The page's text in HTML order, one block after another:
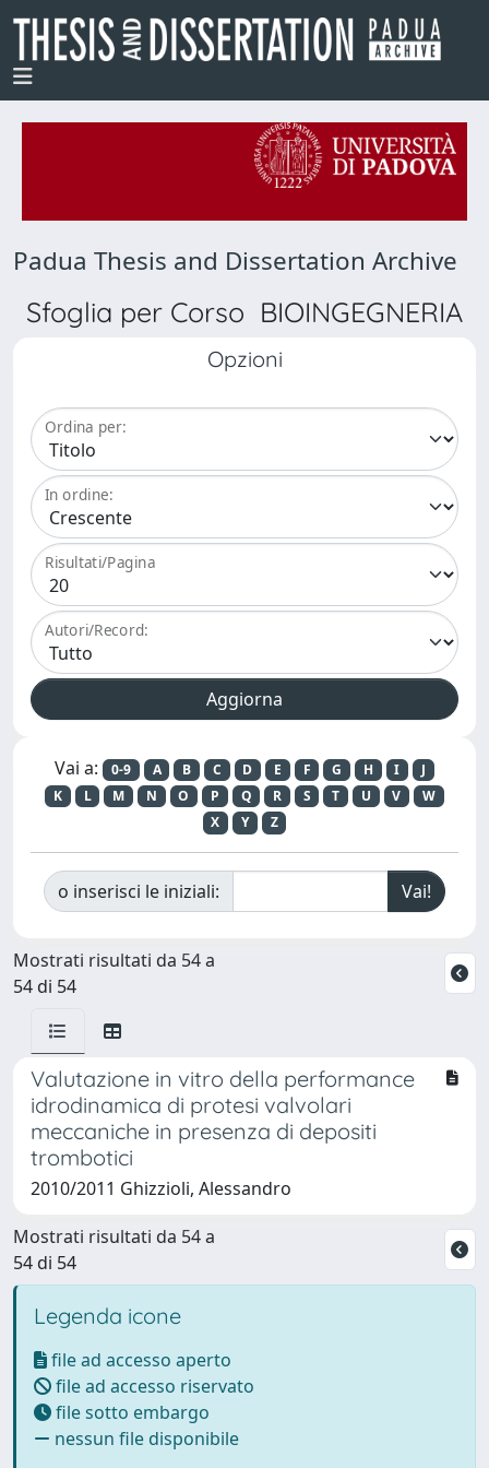
Padua Thesis and Dissertation Archive
Sfoglia per Corso BIOINGEGNERIA
Opzioni
Ordina per:
In ordine:
Risultati/Pagina
Autori/Record:
Vai a: 0-9 A B C D E F G H I
J
K
L M N O P Q R S T U V
W
X
Y Z
o inserisci le iniziali:
Mostrati risultati da 54 a
54 di 54
Valutazione in vitro della performance
idrodinamica di protesi valvolari
meccaniche in presenza di depositi
trombotici
2010/2011 Ghizzioli, Alessandro
Mostrati risultati da 54 a
54 di 54
Legenda icone
file ad accesso aperto
file ad accesso riservato
file sotto embargo
nessun file disponibile